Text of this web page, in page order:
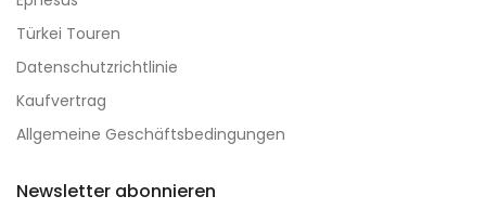
Türkei Touren
Datenschutzrichtlinie
Kaufvertrag
Allgemeine Geschäftsbedingungen
Newsletter abonnieren